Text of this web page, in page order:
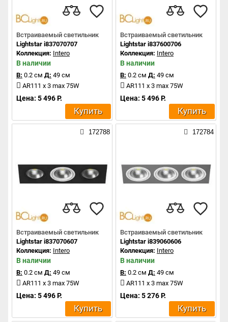
Встраиваемый светильник
Lightstar i837070707
Коллекция: Intero
В наличии
В: 0.2 см Д: 49 см
AR111 x 3 max 75W
Цена: 5 496 Р.
Купить
Встраиваемый светильник
Lightstar i837600706
Коллекция: Intero
В наличии
В: 0.2 см Д: 49 см
AR111 x 3 max 75W
Цена: 5 496 Р.
Купить
172788
Встраиваемый светильник
Lightstar i837070607
Коллекция: Intero
В наличии
В: 0.2 см Д: 49 см
AR111 x 3 max 75W
Цена: 5 496 Р.
Купить
172784
Встраиваемый светильник
Lightstar i839060606
Коллекция: Intero
В наличии
В: 0.2 см Д: 49 см
AR111 x 3 max 75W
Цена: 5 276 Р.
Купить